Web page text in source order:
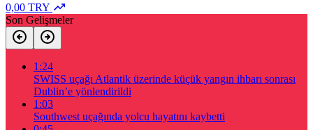
0,00 TRY
Son Gelişmeler
1:24
SWISS uçağı Atlantik üzerinde küçük yangın ihbarı sonrası
Dublin’e yönlendirildi
1:03
Southwest uçağında yolcu hayatını kaybetti